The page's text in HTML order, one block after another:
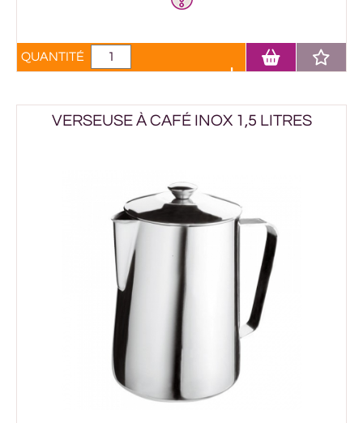
QUANTITÉ
VERSEUSE À CAFÉ INOX 1,5 LITRES